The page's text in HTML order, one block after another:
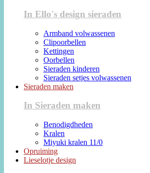
In Ello's design sieraden
Armband volwassenen
Clipoorbellen
Kettingen
Oorbellen
Sieraden kinderen
Sieraden setjes volwassenen
Sieraden maken
In Sieraden maken
Benodigdheden
Kralen
Miyuki kralen 11/0
Opruiming
Lieselotje design